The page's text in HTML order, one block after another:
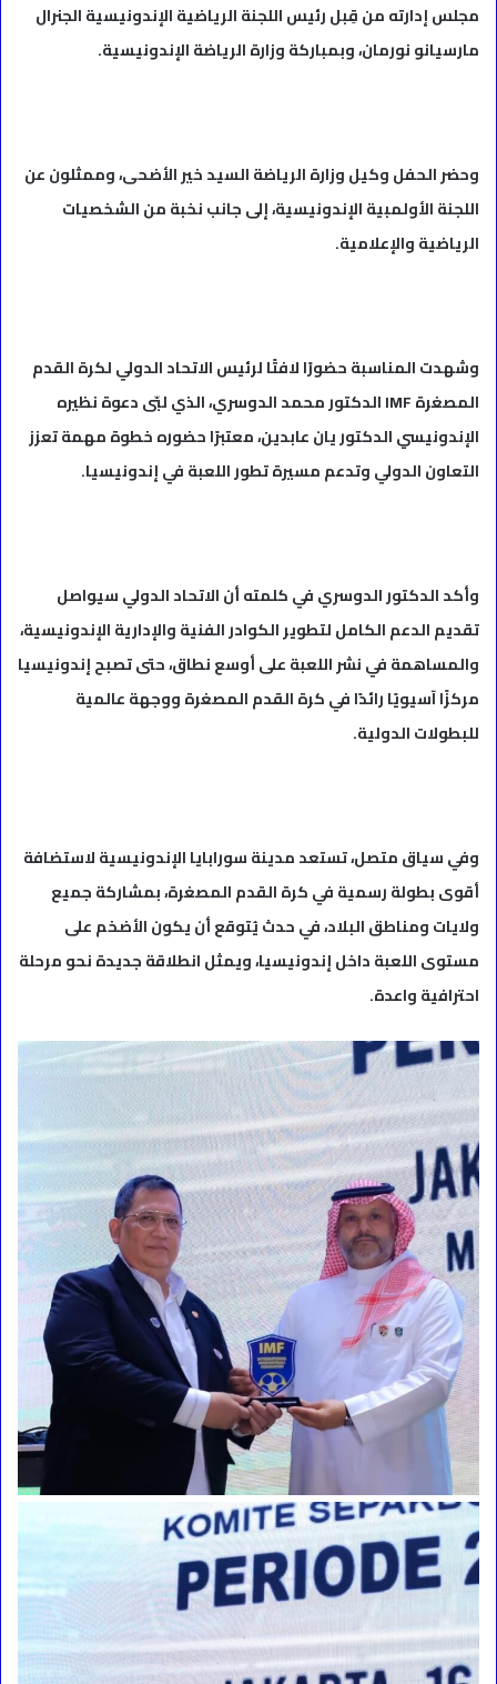
مجلس إدارته من قِبل رئيس اللجنة الرياضية الإندونيسية الجنرال
مارسيانو نورمان، وبمباركة وزارة الرياضة الإندونيسية.
وحضر الحفل وكيل وزارة الرياضة السيد خير الأضحى، وممثلون عن
اللجنة الأولمبية الإندونيسية، إلى جانب نخبة من الشخصيات
الرياضية والإعلامية.
وشهدت المناسبة حضورًا لافتًا لرئيس الاتحاد الدولي لكرة القدم
المصغرة IMF الدكتور محمد الدوسري، الذي لبّى دعوة نظيره
الإندونيسي الدكتور يان عابدين، معتبرًا حضوره خطوة مهمة تعزز
التعاون الدولي وتدعم مسيرة تطور اللعبة في إندونيسيا.
وأكد الدكتور الدوسري في كلمته أن الاتحاد الدولي سيواصل
تقديم الدعم الكامل لتطوير الكوادر الفنية والإدارية الإندونيسية،
والمساهمة في نشر اللعبة على أوسع نطاق، حتى تصبح إندونيسيا
مركزًا آسيويًا رائدًا في كرة القدم المصغرة ووجهة عالمية
للبطولات الدولية.
وفي سياق متصل، تستعد مدينة سورابايا الإندونيسية لاستضافة
أقوى بطولة رسمية في كرة القدم المصغرة، بمشاركة جميع
ولايات ومناطق البلاد، في حدث يُتوقع أن يكون الأضخم على
مستوى اللعبة داخل إندونيسيا، ويمثل انطلاقة جديدة نحو مرحلة
احترافية واعدة.